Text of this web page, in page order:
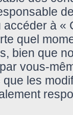
accéder à
quel
bien que
vous-
les